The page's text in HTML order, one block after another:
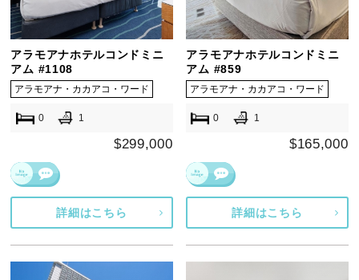
アラモアナホテルコンドミニ
アム #1108
アラモアナ・カカアコ・ワード
0 1
$299,000
詳細はこちら
アラモアナホテルコンドミニ
アム #859
アラモアナ・カカアコ・ワード
0 1
$165,000
詳細はこちら